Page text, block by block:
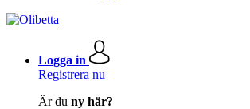
Logga in
Registrera nu
Är du ny här?